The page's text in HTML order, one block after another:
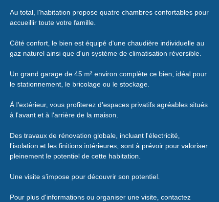
Au total, l'habitation propose quatre chambres confortables pour
accueillir toute votre famille.
Côté confort, le bien est équipé d'une chaudière individuelle au
gaz naturel ainsi que d'un système de climatisation réversible.
Un grand garage de 45 m² environ complète ce bien, idéal pour
le stationnement, le bricolage ou le stockage.
À l'extérieur, vous profiterez d'espaces privatifs agréables situés
à l'avant et à l'arrière de la maison.
Des travaux de rénovation globale, incluant l'électricité,
l'isolation et les finitions intérieures, sont à prévoir pour valoriser
pleinement le potentiel de cette habitation.
Une visite s’impose pour découvrir son potentiel.
Pour plus d'informations ou organiser une visite, contactez